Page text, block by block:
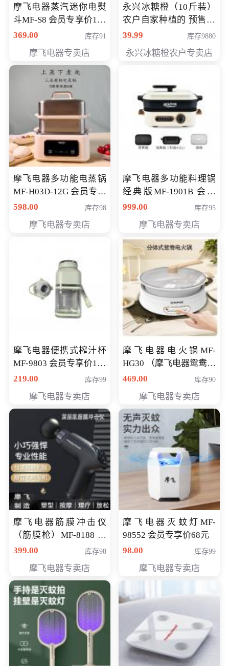
摩飞电器蒸汽迷你电熨
斗MF-S8 会员专享价168
元
369.00 库存91
摩飞电器专卖店
永兴冰糖橙（10斤装）
农户自家种植的 预售10
万斤 会员包邮专享价
39.99 库存9880
永兴冰糖橙农户专卖店
摩飞电器多功能电蒸锅
MF-H03D-12G 会员专享
价398元
598.00 库存98
摩飞电器专卖店
摩飞电器多功能料理锅
经典版MF-1901B 会员
专享价399元
999.00 库存95
摩飞电器专卖店
摩飞电器便携式榨汁杯
MF-9803 会员专享价138
元
219.00 库存99
摩飞电器专卖店
摩飞电器电火锅MF-
HG30 （摩飞电器鸳鸯锅
MF-HG30 ） 会员专享价
469.00 库存90
摩飞电器专卖店
摩飞电器筋膜冲击仪
（筋膜枪）MF-8188 会
员专享价268元
399.00 库存98
摩飞电器专卖店
摩飞电器灭蚊灯MF-
98552 会员专享价68元
98.00
库存99
摩飞电器专卖店